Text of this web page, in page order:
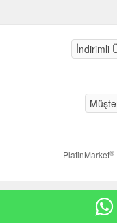
İndirimli
PlatinMarket®